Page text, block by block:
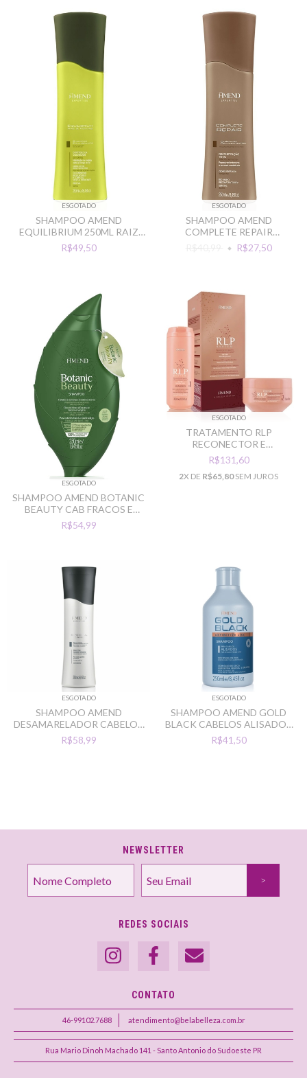
ESGOTADO
SHAMPOO AMEND
EQUILIBRIUM 250ML RAIZ
OLEOSA PONTA SECA
R$49,50
ESGOTADO
SHAMPOO AMEND
COMPLETE REPAIR
RECONSTRUTOR 250ML
R$40,99 R$27,50
ESGOTADO
SHAMPOO AMEND BOTANIC
BEAUTY CAB FRACOS E
QUEBRADICOS 250ML
R$54,99
ESGOTADO
TRATAMENTO RLP
RECONECTOR E
PREENCHIMENTO CAPILAR
AMEND
R$131,60
2X DE R$65,80SEM JUROS
ESGOTADO
SHAMPOO AMEND
DESAMARELADOR CABELOS
GRISALHOS OU BRANCOS
250ML
R$58,99
ESGOTADO
SHAMPOO AMEND GOLD
BLACK CABELOS ALISADOS
250ML
R$41,50
NEWSLETTER
REDES SOCIAIS
CONTATO
46-99102.7688 atendimento@belabelleza.com.br
Rua Mario Dinoh Machado 141 - Santo Antonio do Sudoeste PR